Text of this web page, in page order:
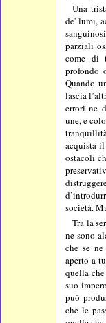
Una
de' lumi,
parziali
come di
profondo
Quando
lascia
errori ne
une, e
acquista
ostacoli
società.
Tra la
ne sono
che se
aperto a
quella
suo
può
che le